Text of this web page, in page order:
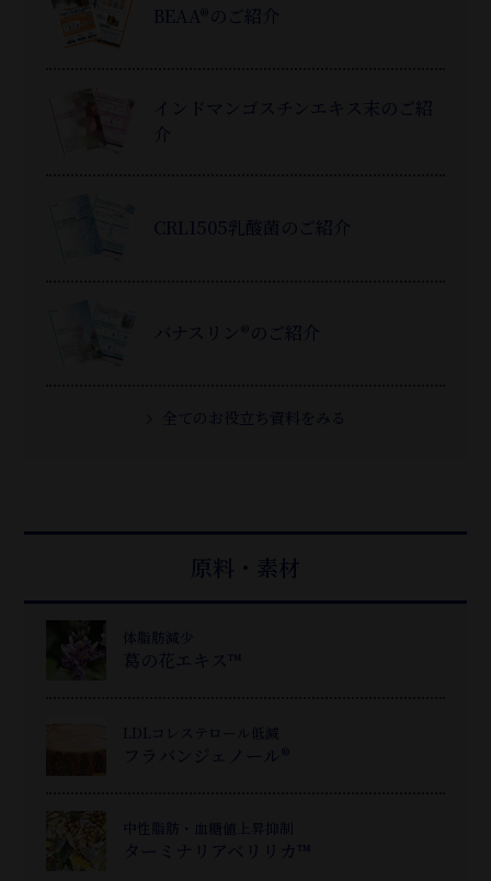
BEAA®のご紹介
インドマンゴスチンエキス末のご紹
介
CRL1505乳酸菌のご紹介
バナスリン®のご紹介
全てのお役立ち資料をみる
原料・素材
体脂肪減少
葛の花エキス™
LDLコレステロール低減
フラバンジェノール®
中性脂肪・血糖値上昇抑制
ターミナリアベリリカ™